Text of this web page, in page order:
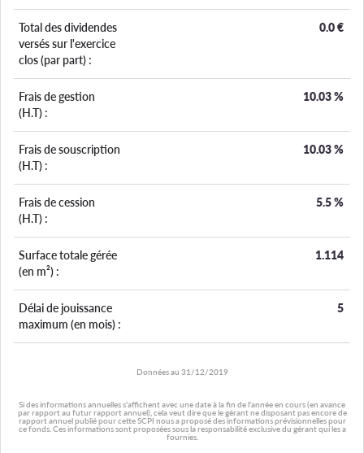
Total des dividendes
versés sur l'exercice
clos (par part) :
0.0€
Frais de gestion
(H.T) :
10.03%
Frais de souscription
(H.T) :
10.03%
Frais de cession
(H.T) :
5.5%
Surface totale gérée
(en m²) :
1.114
Délai de jouissance
maximum (en mois) :
5
Données au 31/12/2019
Si des informations annuelles s'affichent avec une date à la fin de l'année en cours (en avance
par rapport au futur rapport annuel), cela veut dire que le gérant ne disposant pas encore de
rapport annuel publié pour cette SCPI nous a proposé des informations prévisionnelles pour
ce fonds. Ces informations sont proposées sous la responsabilité exclusive du gérant qui les a
fournies.